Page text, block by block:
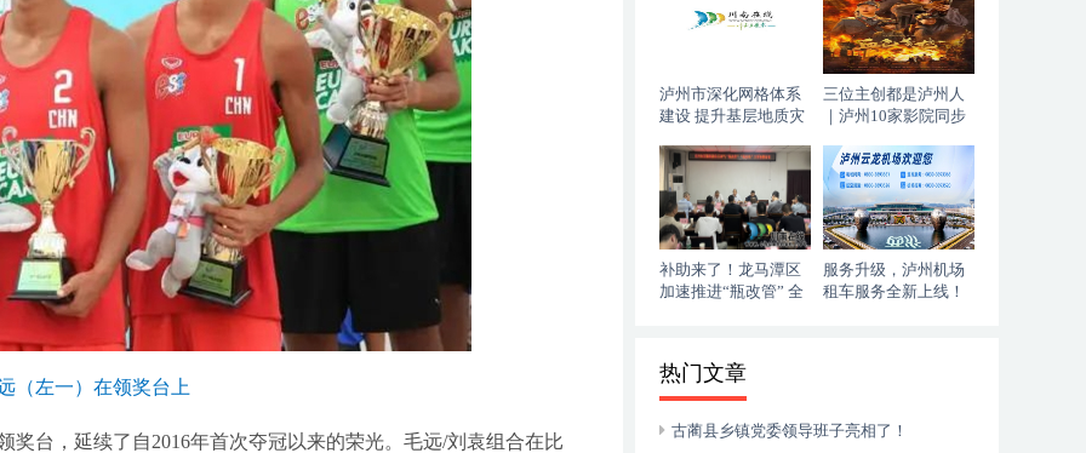
（左一）在领奖台上
，延续了自2016年首次夺冠以来的荣光。毛远/刘袁组合在比
泸州市深化网格体系
建设 提升基层地质灾
三位主创都是泸州人
｜泸州10家影院同步
今日登陆全国院线
补助来了！龙马潭区
加速推进“瓶改管” 全
服务升级，泸州机场
租车服务全新上线！
热门文章
古蔺县乡镇党委领导班子亮相了！